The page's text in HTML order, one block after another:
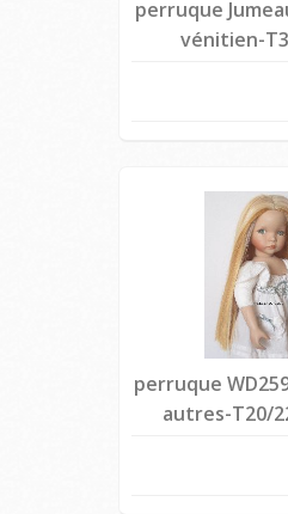
perruque
vénitien-
perruque
autres-T20/